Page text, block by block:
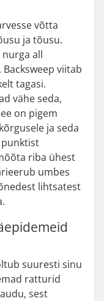
võtta
ja tõusu.
nurga all
viitab
tagasi.
vähe seda,
on pigem
ja seda
punktist
riba ühest
umbes
lihtsatest
suuresti sinu
ratturid
sest